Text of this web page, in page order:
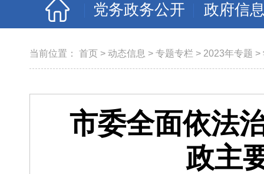
党务政务公开 政府信
当前位置： 首页 > 动态信息 > 专题专栏 > 2023年专题 >
市委全面依法
政主